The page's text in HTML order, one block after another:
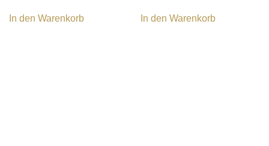
In den Warenkorb In den Warenkorb